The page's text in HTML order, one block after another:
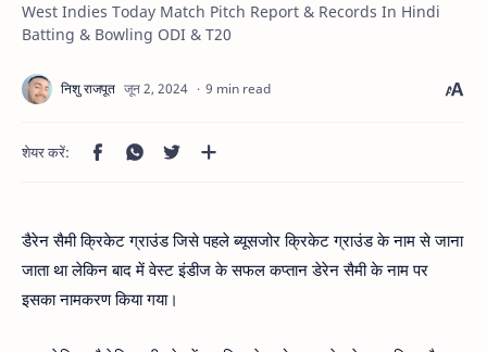
West Indies Today Match Pitch Report & Records In Hindi
Batting & Bowling ODI & T20
9 min read
डैरेन सैमी क्रिकेट ग्राउंड जिसे पहले ब्यूसजोर क्रिकेट ग्राउंड के नाम से जाना
जाता था लेकिन बाद में वेस्ट इंडीज के सफल कप्तान डेरेन सैमी के नाम पर
इसका नामकरण किया गया।